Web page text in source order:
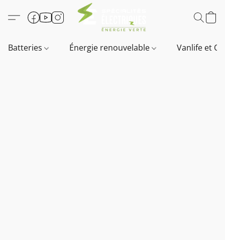
Batteries Énergie renouvelable Vanlife et